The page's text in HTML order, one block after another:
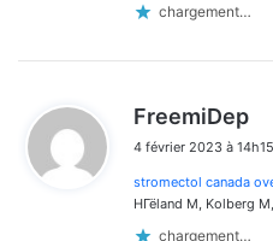
chargement…
FreemiDep
t
:
4 février 2023 à 14h15
stromectol canada
HГёland M, Kolberg
chargement…